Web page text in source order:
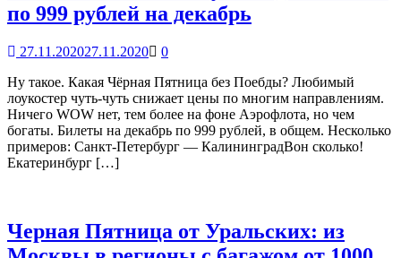
по 999 рублей на декабрь
27.11.202027.11.2020
0
Ну такое. Какая Чёрная Пятница без Поебды? Любимый
лоукостер чуть-чуть снижает цены по многим направлениям.
Ничего WOW нет, тем более на фоне Аэрофлота, но чем
богаты. Билеты на декабрь по 999 рублей, в общем. Несколько
примеров: Санкт-Петербург — КалининградВон сколько!
Екатеринбург […]
Черная Пятница от Уральских: из